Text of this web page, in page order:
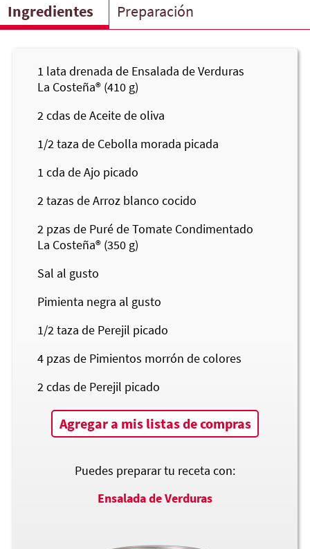
Ingredientes Preparación
1 lata drenada de Ensalada de Verduras
La Costeña® (410 g)
2cdas de Aceite de oliva
1/2taza de Cebolla morada picada
1 cda de Ajo picado
2tazas de Arroz blanco cocido
2 pzas de Puré de Tomate Condimentado
La Costeña® (350 g)
Sal al gusto
Pimienta negra al gusto
1/2taza de Perejil picado
4 pzas de Pimientos morrón de colores
2cdas de Perejil picado
Agregar a mis listas de compras
Puedes preparar tu receta con:
Ensalada de Verduras